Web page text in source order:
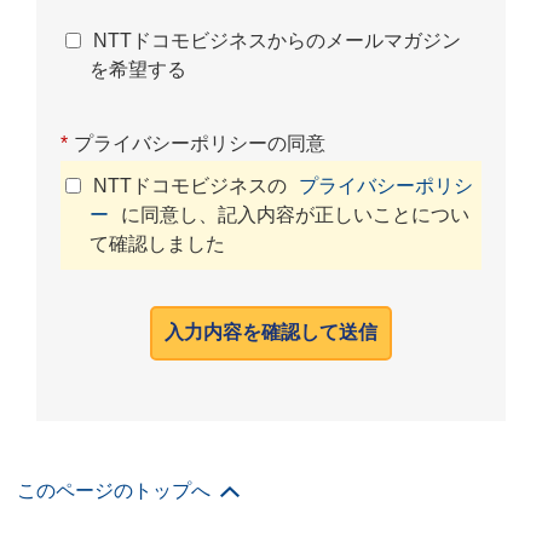
NTTドコモビジネスからのメールマガジン
を希望する
* プライバシーポリシーの同意
NTTドコモビジネスの
プライバシーポリシ
ー
に同意し、記入内容が正しいことについ
て確認しました
入力内容を確認して送信
このページのトップへ